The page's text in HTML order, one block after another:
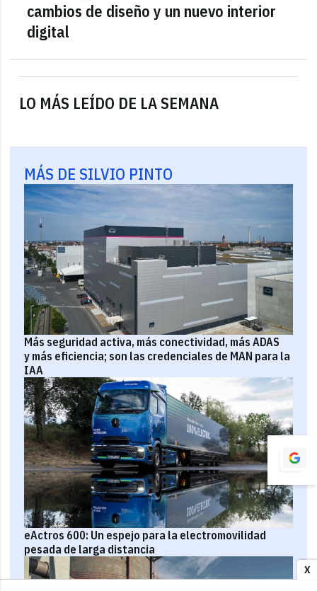
X
LO MÁS LEÍDO DE LA SEMANA
MÁS DE SILVIO PINTO
Más seguridad activa, más conectividad, más ADAS
y más eficiencia; son las credenciales de MAN para la
IAA
eActros 600: Un espejo para la electromovilidad
pesada de larga distancia
cambios de diseño y un nuevo interior
digital